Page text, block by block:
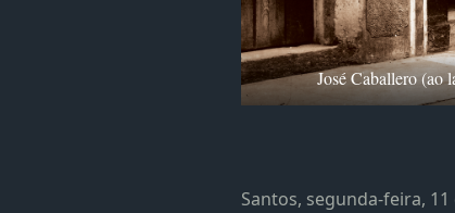
José Caballero (ao
Santos, segunda-feira,